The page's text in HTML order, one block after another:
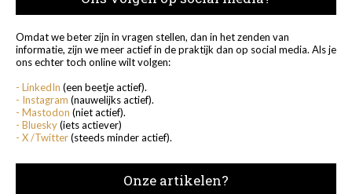
Omdat we beter zijn in vragen stellen, dan in het zenden van
informatie, zijn we meer actief in de praktijk dan op social media. Als je
ons echter toch online wilt volgen:
- LinkedIn (een beetje actief).
- Instagram (nauwelijks actief).
- Mastodon (niet actief).
- Bluesky(iets actiever)
- X /Twitter(steeds minder actief).
Onze artikelen?